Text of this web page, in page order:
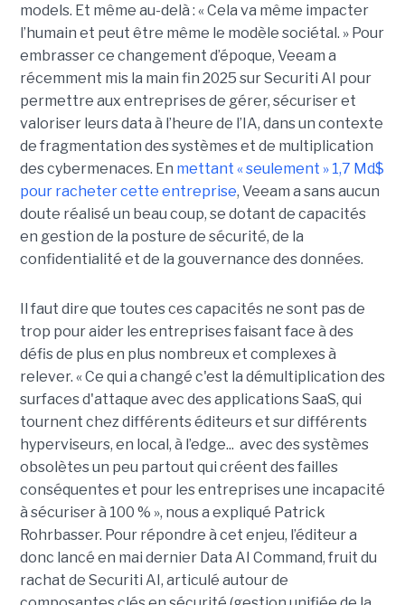
models. Et même au-delà : « Cela va même impacter
l’humain et peut être même le modèle sociétal. » Pour
embrasser ce changement d’époque, Veeam a
récemment mis la main fin 2025 sur Securiti AI pour
permettre aux entreprises de gérer, sécuriser et
valoriser leurs data à l’heure de l’IA, dans un contexte
de fragmentation des systèmes et de multiplication
des cybermenaces. En mettant « seulement » 1,7 Md$
pour racheter cette entreprise, Veeam a sans aucun
doute réalisé un beau coup, se dotant de capacités
en gestion de la posture de sécurité, de la
confidentialité et de la gouvernance des données.
Il faut dire que toutes ces capacités ne sont pas de
trop pour aider les entreprises faisant face à des
défis de plus en plus nombreux et complexes à
relever. « Ce qui a changé c'est la démultiplication des
surfaces d'attaque avec des applications SaaS, qui
tournent chez différents éditeurs et sur différents
hyperviseurs, en local, à l’edge... avec des systèmes
obsolètes un peu partout qui créent des failles
conséquentes et pour les entreprises une incapacité
à sécuriser à 100 % », nous a expliqué Patrick
Rohrbasser. Pour répondre à cet enjeu, l’éditeur a
donc lancé en mai dernier Data AI Command, fruit du
rachat de Securiti AI, articulé autour de